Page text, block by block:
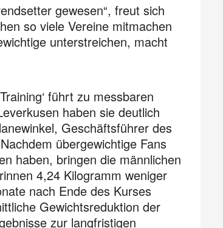
gewesen“, freut sich
so viele Vereine mitmachen
unterstreichen, macht
führt zu messbaren
haben sie deutlich
Geschäftsführer des
übergewichtige Fans
haben, bringen die männlichen
4,24 Kilogramm weniger
nach Ende des Kurses
Gewichtsreduktion der
zur langfristigen